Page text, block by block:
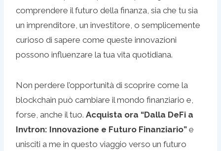
comprendere il futuro della finanza, sia che tu sia
un imprenditore, un investitore, o semplicemente
curioso di sapere come queste innovazioni
possono influenzare la tua vita quotidiana.
Non perdere l’opportunità di scoprire come la
blockchain può cambiare il mondo finanziario e,
forse, anche il tuo. Acquista ora “Dalla DeFi a
Invtron: Innovazione e Futuro Finanziario” e
unisciti a me in questo viaggio verso un futuro